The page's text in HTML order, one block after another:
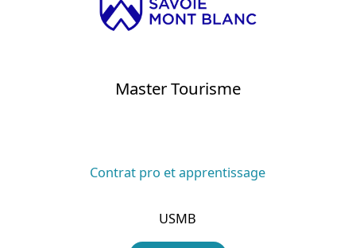
Master Tourisme
Contrat pro et apprentissage
USMB